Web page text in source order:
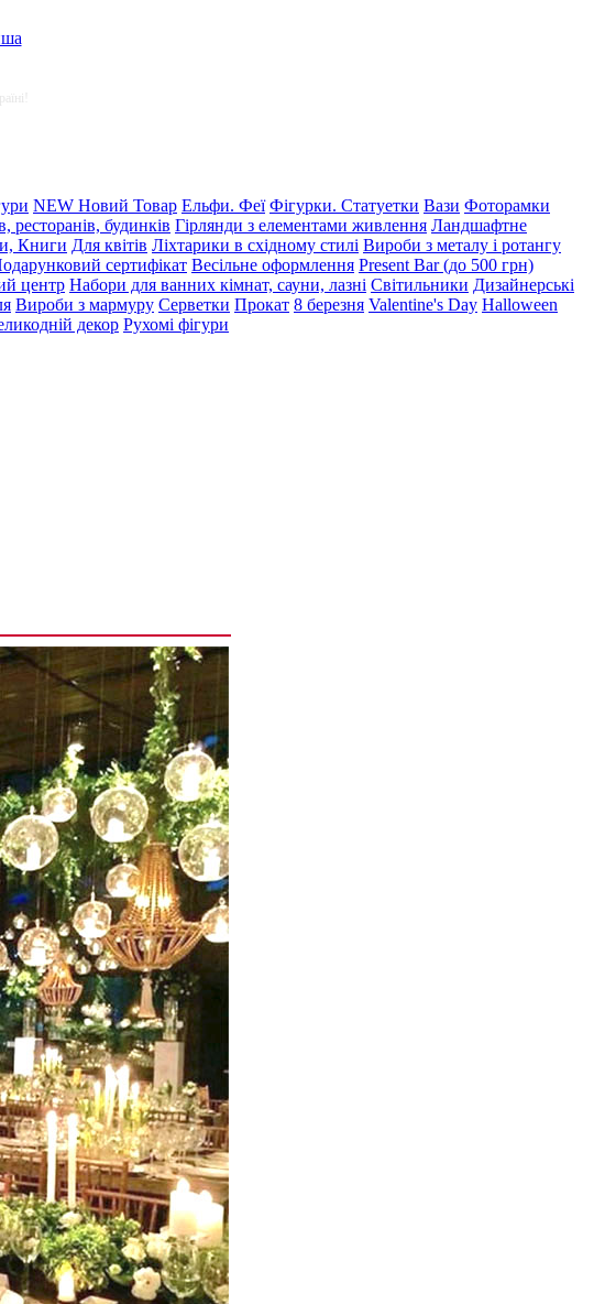
NEW Новий Товар Ельфи. Феї Фігурки. Статуетки Вази Фоторамки
ресторанів, будинків Гірлянди з елементами живлення Ландшафтне
Книги Для квітів Ліхтарики в східному стилі Вироби з металу і ротангу
сертифікат Весільне оформлення Present Bar (до 500 грн)
центр Набори для ванних кімнат, сауни, лазні Світильники Дизайнерські
Вироби з мармуру Серветки Прокат 8 березня Valentine's Day Halloween
декор Рухомі фігури